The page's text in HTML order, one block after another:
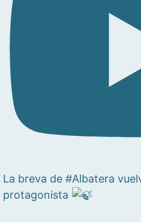
La breva de #Albatera
protagonista